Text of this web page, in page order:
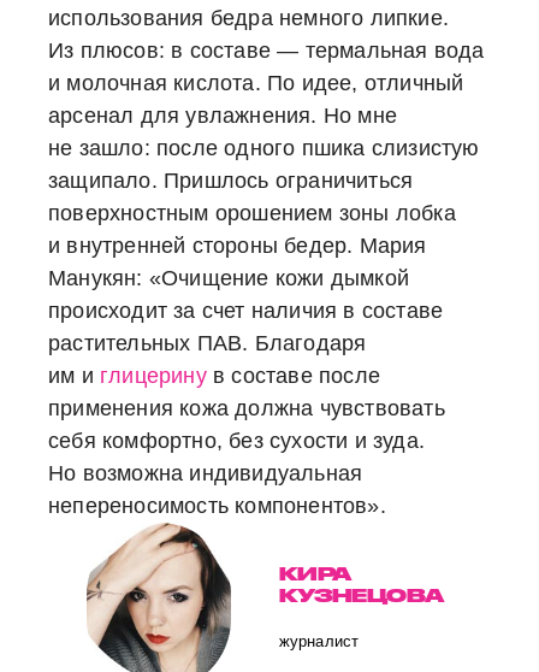
использования бедра немного липкие.
Из плюсов: в составе — термальная вода
и молочная кислота. По идее, отличный
арсенал для увлажнения. Но мне
не зашло: после одного пшика слизистую
защипало. Пришлось ограничиться
поверхностным орошением зоны лобка
и внутренней стороны бедер. Мария
Манукян: «Очищение кожи дымкой
происходит за счет наличия в составе
растительных ПАВ. Благодаря
им и глицеринув составе после
применения кожа должна чувствовать
себя комфортно, без сухости и зуда.
Но возможна индивидуальная
непереносимость компонентов».
КИРА
КУЗНЕЦОВА
журналист